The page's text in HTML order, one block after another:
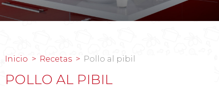
Inicio Recetas Pollo al pibil
POLLO AL PIBIL